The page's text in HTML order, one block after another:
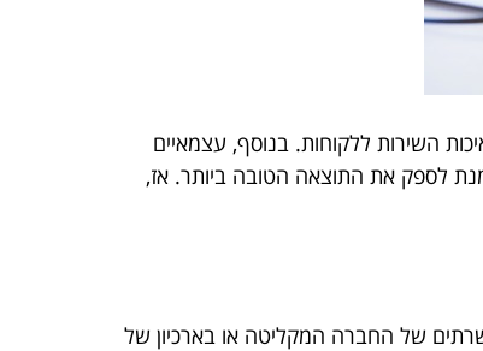
איכות השירות ללקוחות. בנוסף, עצמאיים
לספק את התוצאה הטובה ביותר. אז,
של החברה המקליטה או בארכיון של